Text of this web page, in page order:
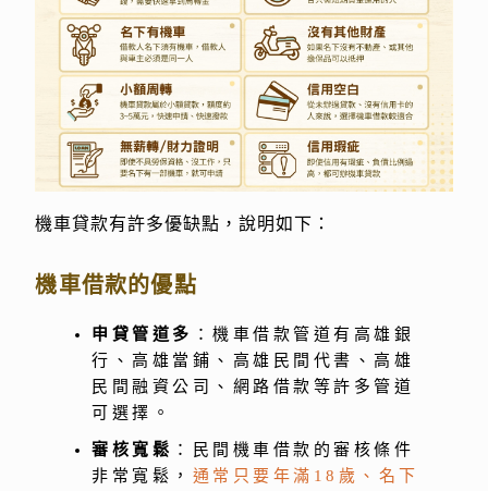
機車貸款有許多優缺點，說明如下：
機車借款的優點
申貸管道多
：機車借款管道有高雄銀
行、高雄當鋪、高雄民間代書、高雄
民間融資公司、網路借款等許多管道
可選擇。
審核寬鬆 ：民間機車借款的審核條件
非常寬鬆， 通常只要年滿18歲、名下